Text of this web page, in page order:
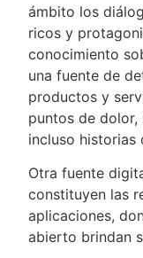
ámbito los
ricos y
conocimiento
una fuente de
productos y
puntos de dolor,
incluso historias
Otra fuente
constituyen las
aplicaciones,
abierto brindan